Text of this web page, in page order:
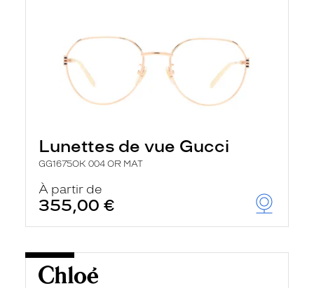
Lunettes de vue Gucci
GG1675OK 004 OR MAT
À partir de
355,00 €